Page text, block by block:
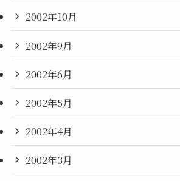
2002年10月
2002年9月
2002年6月
2002年5月
2002年4月
2002年3月